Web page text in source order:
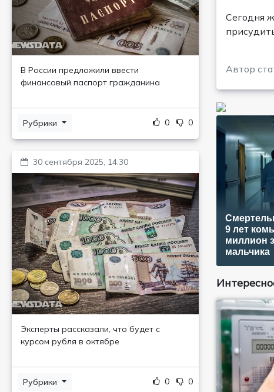
В России предложили ввести
финансовый паспорт гражданина
Рубрики 0 0
30 сентября 2025, 14:30
Эксперты рассказали, что будет с
курсом рубля в октябре
Рубрики 0 0
Сегодня
Автор
9 лет
миллион
мальчика